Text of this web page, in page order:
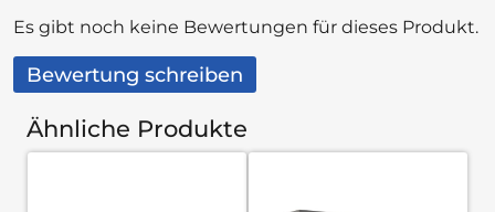
Es gibt noch keine Bewertungen für dieses Produkt.
Bewertung schreiben
Ähnliche Produkte